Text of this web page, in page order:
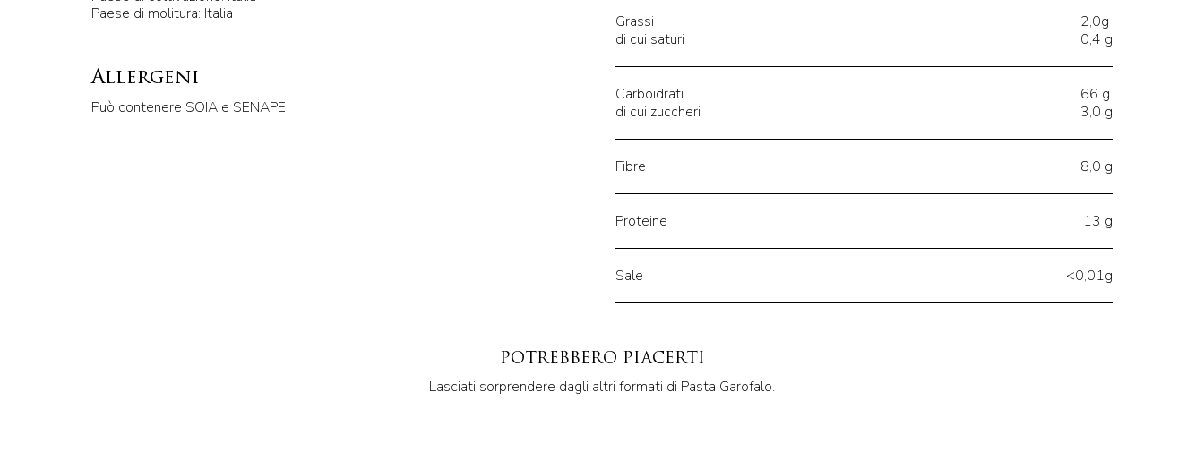
Paese di molitura: Italia
Allergeni
Può contenere SOIA e SENAPE
Grassi
di cui saturi
2,0g
0,4 g
Carboidrati
di cui zuccheri
66 g
3,0 g
Fibre 8,0 g
Proteine 13 g
Sale <0,01g
POTREBBERO PIACERTI
Lasciati sorprendere dagli altri formati di Pasta Garofalo.